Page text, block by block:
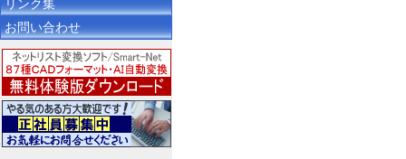
リンク集
お問い合わせ